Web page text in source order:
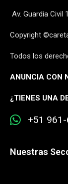
Av. Guardia Civil
Copyright
Todos los
ANUNCIA CON
¿TIENES UNA
+51
Nuestras